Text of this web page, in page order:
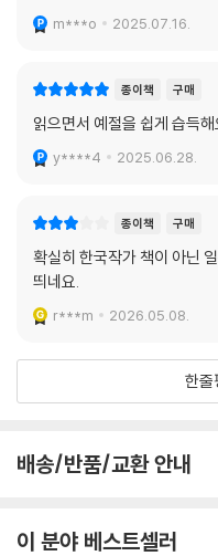
겪고 있어요. 치료에 도움이 될
에 와닿은 책입니다.
-아이들이 읽을 때마다 재미있
이 책을 읽은 효과가 바로 나타
이’입니다. 이 책도 처음엔 읽
흥미를 보였어요. 자기가 내뱉
m***o 2025.07.16.
종이책 구매
읽으면서 예절을 쉽게 습득해
y****4 2025.06.28.
종이책 구매
확실히 한국작가 책이 아닌
띄네요.
r***m 2026.05.08.
한줄
배송/반품/교환 안내
이 분야 베스트셀러